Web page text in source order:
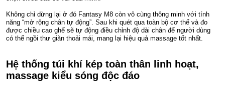
Không chỉ dừng lại ở đó Fantasy M8 còn vô cùng thông minh với tính
năng “mở rộng chân tự động”. Sau khi quét qua toàn bộ cơ thể và đo
được chiều cao ghế sẽ tự động điều chỉnh độ dài chân để người dùng
có thể ngồi thư giãn thoải mái, mang lại hiệu quả massage tốt nhất.
Hệ thống túi khí kép toàn thân linh hoạt,
massage kiểu sóng độc đáo